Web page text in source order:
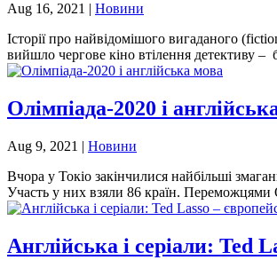
Aug 16, 2021 | Новини
Історії про найвідомішого вигаданого
вийшло чергове кіно втілення детективу –
Олімпіада-2020 і
Aug 9, 2021 | Новини
Вчора у Токіо закінчилися найбільші
Участь у них взяли 86 країн.
Англійська і серіали: Ted